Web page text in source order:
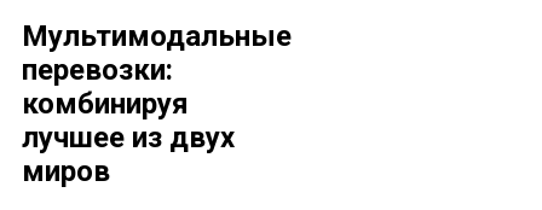
Мультимодальные
перевозки:
комбинируя
лучшее из двух
миров